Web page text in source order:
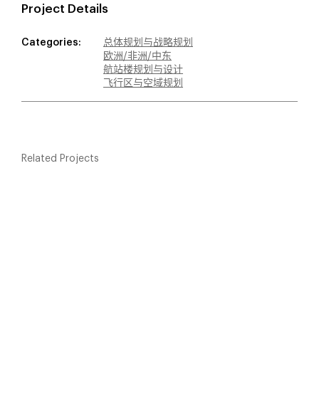
Project Details
Categories:
总体规划与战略规划
欧洲/非洲/中东
航站楼规划与设计
飞行区与空域规划
Related Projects